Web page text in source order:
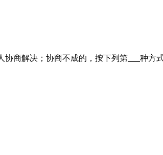
协商解决；协商不成的，按下列第 种方